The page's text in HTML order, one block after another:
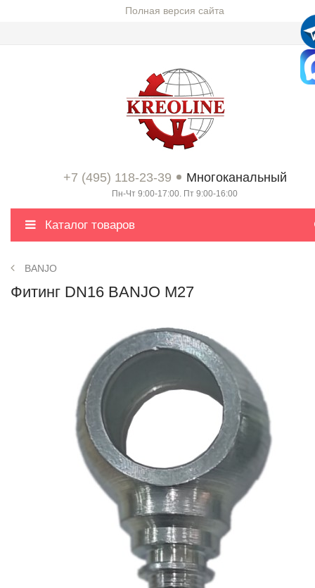
Полная версия сайта
+7 (495) 118-23-39 Многоканальный
Пн-Чт 9:00-17:00. Пт 9:00-16:00
Каталог товаров
BANJO
Фитинг DN16 BANJO M27